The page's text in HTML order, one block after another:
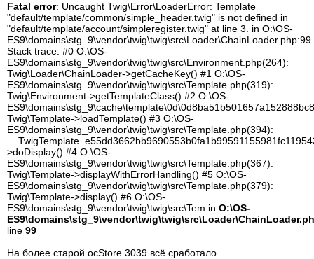
Fatal error: Uncaught Twig\Error\LoaderError: Template
"default/template/common/simple_header.twig" is not defined in
"default/template/account/simpleregister.twig" at line 3. in O:\OS-
ES9\domains\stg_9\vendor\twig\twig\src\Loader\ChainLoader.php:99
Stack trace: #0 O:\OS-
ES9\domains\stg_9\vendor\twig\twig\src\Environment.php(264):
Twig\Loader\ChainLoader->getCacheKey() #1 O:\OS-
ES9\domains\stg_9\vendor\twig\twig\src\Template.php(319):
Twig\Environment->getTemplateClass() #2 O:\OS-
Twig\Template->loadTemplate() #3 O:\OS-
ES9\domains\stg_9\vendor\twig\twig\src\Template.php(394):
>doDisplay() #4 O:\OS-
ES9\domains\stg_9\vendor\twig\twig\src\Template.php(367):
Twig\Template->displayWithErrorHandling() #5 O:\OS-
ES9\domains\stg_9\vendor\twig\twig\src\Template.php(379):
Twig\Template->display() #6 O:\OS-
ES9\domains\stg_9\vendor\twig\twig\src\Tem in O:\OS-
line 99
На более старой ocStore 3039 всё сработало.